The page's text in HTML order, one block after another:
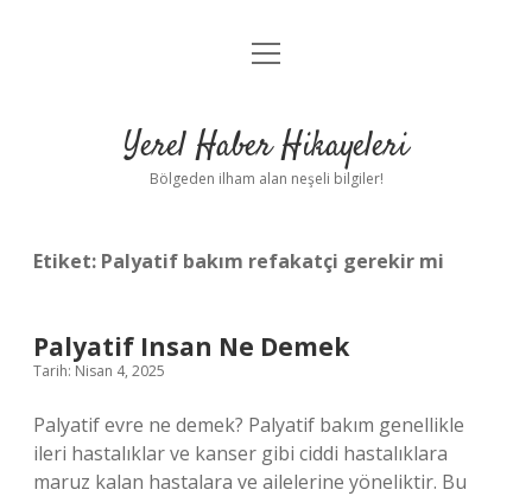
Anasayfa
Yasal Uyarı
menüyü
Yerel Haber Hikayeleri
Bölgeden ilham alan neşeli bilgiler!
Etiket: Palyatif bakım refakatçi gerekir mi
Palyatif Insan Ne Demek
Tarih: Nisan 4, 2025
Palyatif evre ne demek? Palyatif bakım genellikle
ileri hastalıklar ve kanser gibi ciddi hastalıklara
maruz kalan hastalara ve ailelerine yöneliktir. Bu